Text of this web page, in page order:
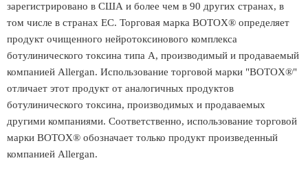
зарегистрировано в США и более чем в 90 других странах, в
том числе в странах ЕС. Торговая марка BOTOX® определяет
продукт очищенного нейротоксинового комплекса
ботулинического токсина типа А, производимый и продаваемый
компанией Allergan. Использование торговой марки "BOTOX®"
отличает этот продукт от аналогичных продуктов
ботулинического токсина, производимых и продаваемых
другими компаниями. Соответственно, использование торговой
марки BOTOX® обозначает только продукт произведенный
компанией Allergan.